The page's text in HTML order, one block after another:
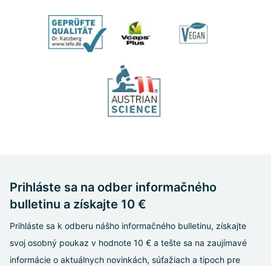
Prihláste sa na odber informačného
bulletinu a získajte 10 €
Prihláste sa k odberu nášho informačného bulletinu, získajte
svoj osobný poukaz v hodnote 10 € a tešte sa na zaujímavé
informácie o aktuálnych novinkách, súťažiach a tipoch pre